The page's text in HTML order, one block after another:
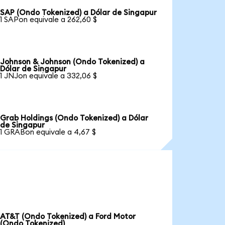
SAP (Ondo Tokenized) a Dólar de Singapur
1 SAPon equivale a 262,60 $
Johnson & Johnson (Ondo Tokenized) a
Dólar de Singapur
1 JNJon equivale a 332,06 $
Grab Holdings (Ondo Tokenized) a Dólar
de Singapur
1 GRABon equivale a 4,67 $
AT&T (Ondo Tokenized) a Ford Motor